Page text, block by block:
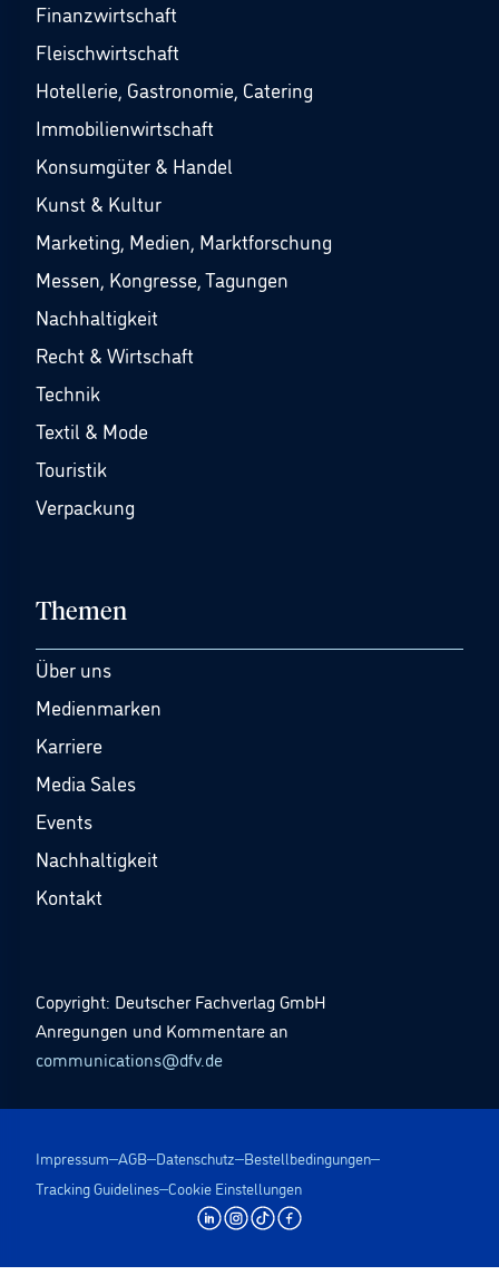
Finanzwirtschaft
Fleischwirtschaft
Hotellerie, Gastronomie, Catering
Immobilienwirtschaft
Konsumgüter & Handel
Kunst & Kultur
Marketing, Medien, Marktforschung
Messen, Kongresse, Tagungen
Nachhaltigkeit
Recht & Wirtschaft
Technik
Textil & Mode
Touristik
Verpackung
Themen
Über uns
Medienmarken
Karriere
Media Sales
Events
Nachhaltigkeit
Kontakt
Copyright: Deutscher Fachverlag GmbH
Anregungen und Kommentare an
communications@dfv.de
Impressum AGB Datenschutz Bestellbedingungen
Tracking Guidelines Cookie Einstellungen